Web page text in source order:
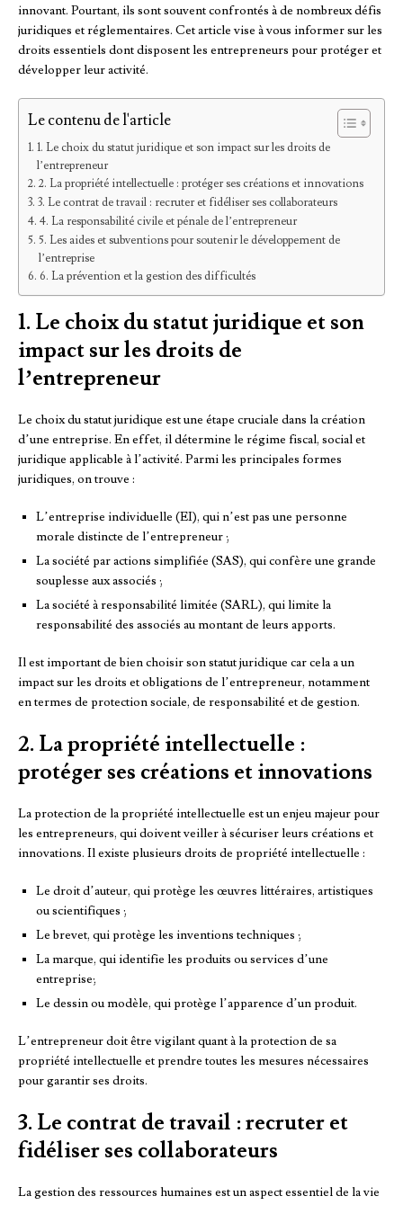
innovant. Pourtant, ils sont souvent confrontés à de nombreux défis
juridiques et réglementaires. Cet article vise à vous informer sur les
droits essentiels dont disposent les entrepreneurs pour protéger et
développer leur activité.
Le contenu de l'article
1. Le choix du statut juridique et son impact sur les droits de
l’entrepreneur
2. La propriété intellectuelle : protéger ses créations et innovations
3. Le contrat de travail : recruter et fidéliser ses collaborateurs
4. La responsabilité civile et pénale de l’entrepreneur
5. Les aides et subventions pour soutenir le développement de
l’entreprise
6. La prévention et la gestion des difficultés
1. Le choix du statut juridique et son
impact sur les droits de
l’entrepreneur
Le choix du statut juridique est une étape cruciale dans la création
d’une entreprise. En effet, il détermine le régime fiscal, social et
juridique applicable à l’activité. Parmi les principales formes
juridiques, on trouve :
L’entreprise individuelle (EI), qui n’est pas une personne
morale distincte de l’entrepreneur ;
La société par actions simplifiée (SAS), qui confère une grande
souplesse aux associés ;
La société à responsabilité limitée (SARL), qui limite la
responsabilité des associés au montant de leurs apports.
Il est important de bien choisir son statut juridique car cela a un
impact sur les droits et obligations de l’entrepreneur, notamment
en termes de protection sociale, de responsabilité et de gestion.
2. La propriété intellectuelle :
protéger ses créations et innovations
La protection de la propriété intellectuelle est un enjeu majeur pour
les entrepreneurs, qui doivent veiller à sécuriser leurs créations et
innovations. Il existe plusieurs droits de propriété intellectuelle :
Le droit d’auteur, qui protège les œuvres littéraires, artistiques
ou scientifiques ;
Le brevet, qui protège les inventions techniques ;
La marque, qui identifie les produits ou services d’une
entreprise;
Le dessin ou modèle, qui protège l’apparence d’un produit.
L’entrepreneur doit être vigilant quant à la protection de sa
propriété intellectuelle et prendre toutes les mesures nécessaires
pour garantir ses droits.
3. Le contrat de travail : recruter et
fidéliser ses collaborateurs
La gestion des ressources humaines est un aspect essentiel de la vie